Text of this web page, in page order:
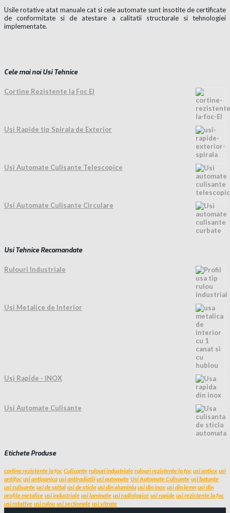
Usile rotative atat manuale cat si cele automate sunt insotite de certificate
de conformitate si de atestare a calitatii structurale si tehnologiei
implementate.
Cele mai noi Usi Tehnice
Cortine Rezistente la Foc EI
Usi Rapide tip Spirala de Exterior
Usi Automate Culisante Telescopice
Usi Automate Culisante Circulare
Usi Tehnice Recomandate
Rulouri Industriale
Usi Metalice de Interior
Usi Rapide - INOX
Usi Automate Culisante
Etichete Produse
cortine rezistente la foc Culisante rulouri industriale rulouri rezistente la foc usi antiex usi
antifoc usi antipanica usi antiradiatii usi automate Usi Automate Culisante usi batante
usi culisante usi de spital usi de sticla usi din aluminiu usi din inox usi din lemn usi din
profile metalice usi industriale usi laminate usi radiologice usi rapide usi rezistente la foc
usi rotative usi rulou usi sectionale usi vitrate